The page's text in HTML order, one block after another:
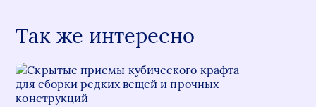
Так же интересно